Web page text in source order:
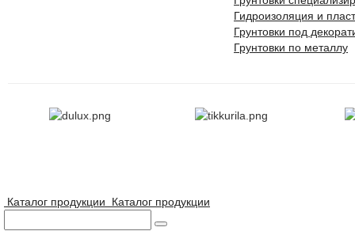
Гидроизоляция и
Грунтовки под
Грунтовки по металлу
Каталог продукции Каталог продукции